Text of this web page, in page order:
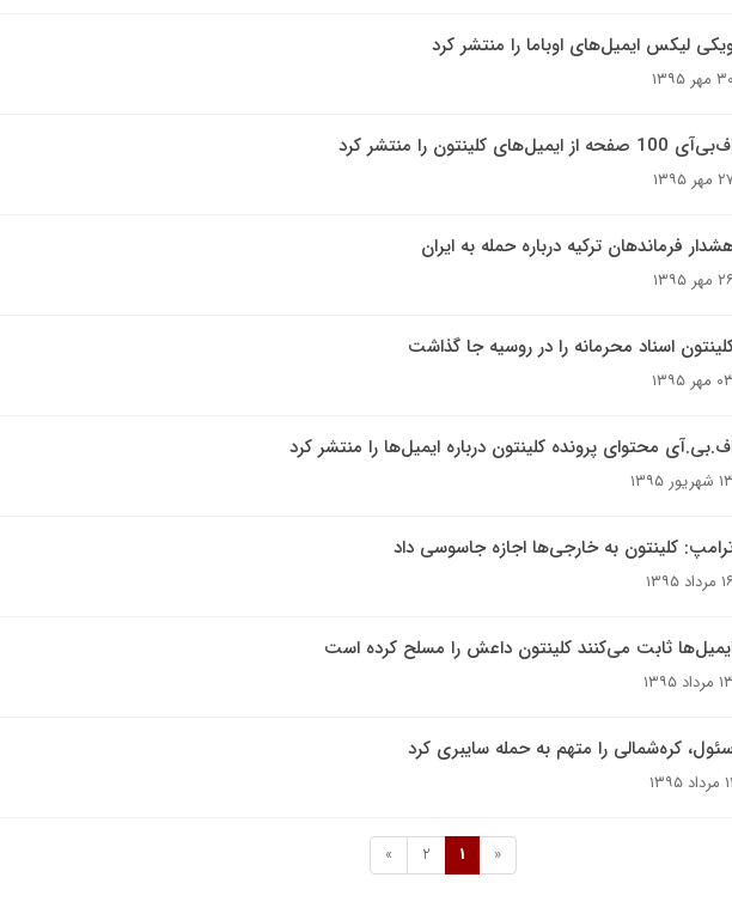
لیکس ایمیل‌های اوباما را منتشر کرد
۳۰ مهر ۱۳۹۵
100 صفحه از ایمیل‌های کلینتون را منتشر کرد
۱۳۹۵
فرماندهان ترکیه درباره حمله به ایران
۲۶ مهر ۱۳۹۵
اسناد محرمانه را در روسیه جا گذاشت
۰۳ مهر ۱۳۹۵
محتوای پرونده کلینتون درباره ایمیل‌ها را منتشر کرد
۱۳ شهریور ۱۳۹۵
کلینتون به خارجی‌ها اجازه جاسوسی داد
۱۶ مرداد ۱۳۹۵
ثابت می‌کنند کلینتون داعش را مسلح کرده است
۱۳ مرداد ۱۳۹۵
کره‌شمالی را متهم به حمله سایبری کرد
۱۱ مرداد ۱۳۹۵
«
1
2
»